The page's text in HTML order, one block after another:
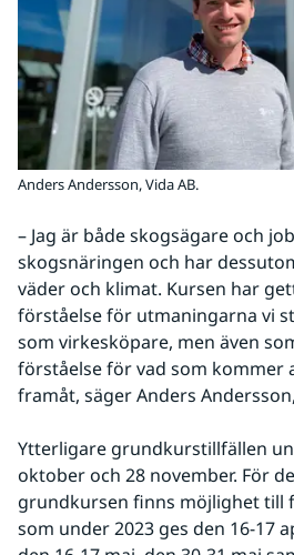
Anders Andersson, Vida AB.
– Jag är både skogsägare och
skogsnäringen och har
väder och klimat. Kursen har
förståelse för utmaningarna vi
som virkesköpare, men även
förståelse för vad som kommer
framåt, säger Anders
Ytterligare grundkurstillfällen
oktober och 28 november. För
grundkursen finns möjlighet till
som under 2023 ges den 16-17